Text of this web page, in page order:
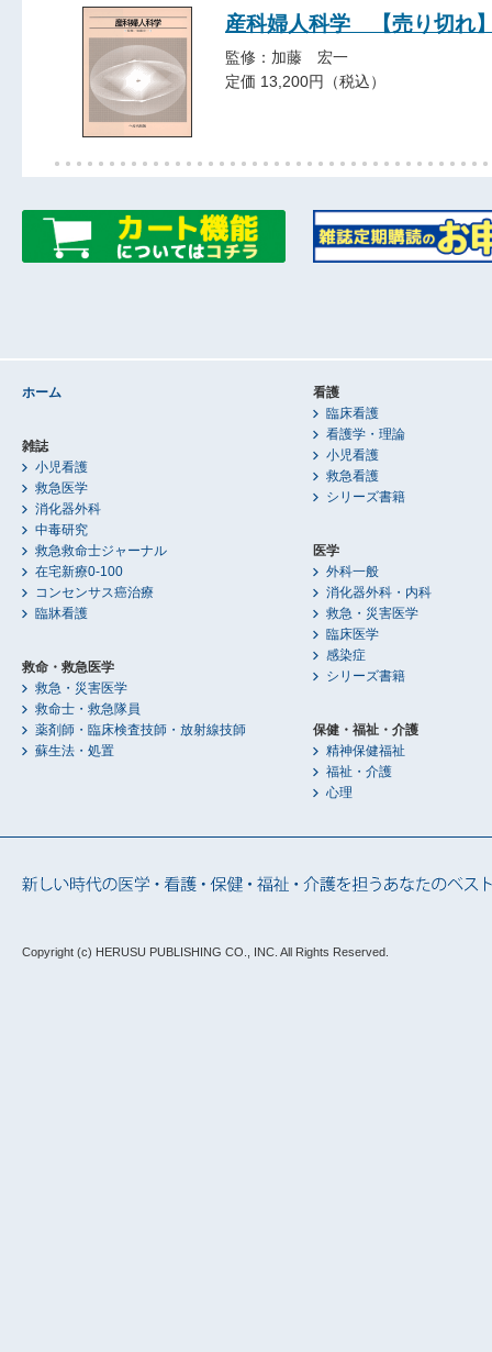
産科婦人科学 【売り切れ
監修：加藤 宏一
定価 13,200円（税込）
ホーム
雑誌
小児看護
救急医学
消化器外科
中毒研究
救急救命士ジャーナル
在宅新療0-100
コンセンサス癌治療
臨牀看護
救命・救急医学
救急・災害医学
救命士・救急隊員
薬剤師・臨床検査技師・放射線技師
蘇生法・処置
看護
臨床看護
看護学・理論
小児看護
救急看護
シリーズ書籍
医学
外科一般
消化器外科・内科
救急・災害医学
臨床医学
感染症
シリーズ書籍
保健・福祉・介護
精神保健福祉
福祉・介護
心理
Copyright (c) HERUSU PUBLISHING CO., INC. All Rights Reserved.